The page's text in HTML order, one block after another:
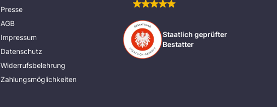
Presse
AGB
Impressum
Datenschutz
Widerrufsbelehrung
Zahlungsmöglichkeiten
Staatlich geprüfter
Bestatter